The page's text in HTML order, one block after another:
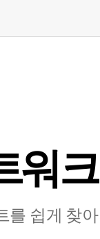
워⁠크
를 쉽⁠게 찾⁠아